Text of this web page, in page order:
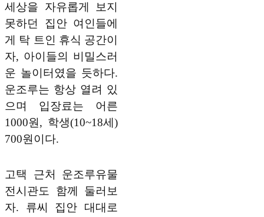
세상을 자유롭게 보지
못하던 집안 여인들에
게 탁 트인 휴식 공간이
자, 아이들의 비밀스러
운 놀이터였을 듯하다.
운조루는 항상 열려 있
으며 입장료는 어른
1000원, 학생(10~18세)
700원이다.
고택 근처 운조루유물
전시관도 함께 둘러보
자. 류씨 집안 대대로